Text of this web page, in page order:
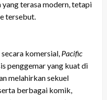
yang terasa modern, tetapi
tersebut.
komersial, Pacific
penggemar yang kuat di
melahirkan sekuel
berbagai komik,